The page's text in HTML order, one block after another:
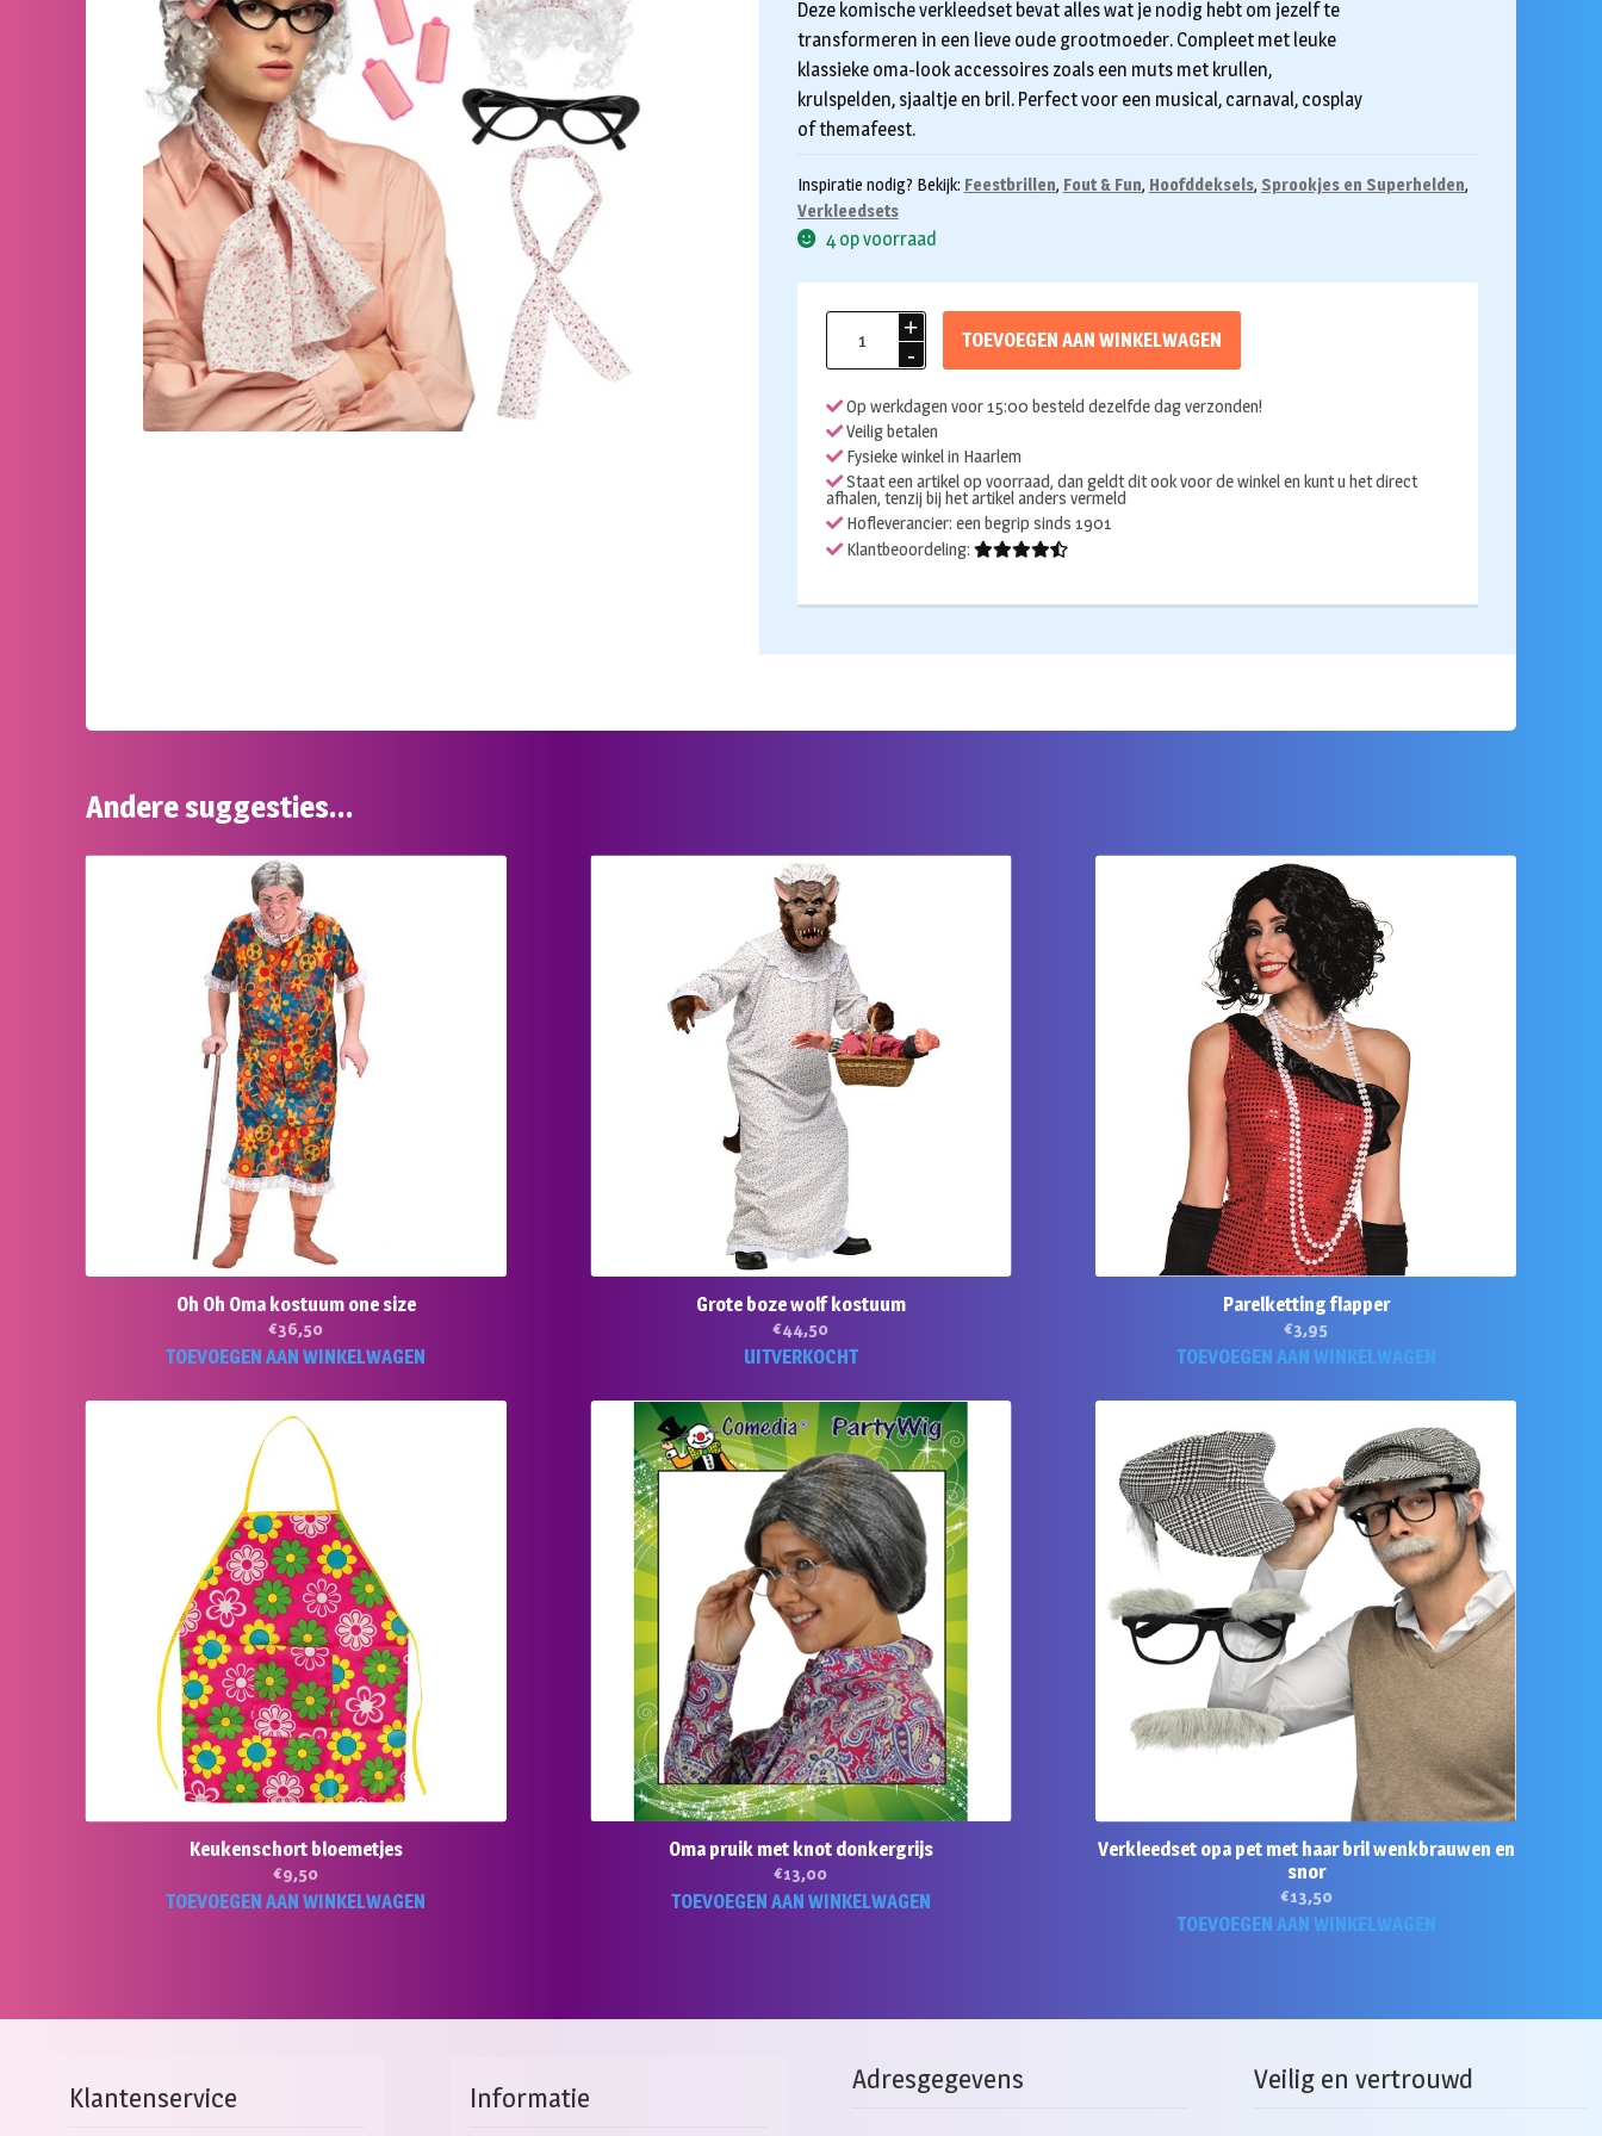
Deze komische verkleedset bevat alles wat je nodig hebt om jezelf te
transformeren in een lieve oude grootmoeder. Compleet met leuke
klassieke oma-look accessoires zoals een muts met krullen,
krulspelden, sjaaltje en bril. Perfect voor een musical, carnaval, cosplay
of themafeest.
Inspiratie nodig? Bekijk: Feestbrillen, Fout & Fun, Hoofddeksels, Sprookjes en Superhelden,
Verkleedsets
4 op voorraad
Verkleedset
oma
sjaal
bril
en
krulspelden
aantal
TOEVOEGEN AAN WINKELWAGEN
Op werkdagen voor 15:00 besteld dezelfde dag verzonden!
Veilig betalen
Fysieke winkel in Haarlem
Staat een artikel op voorraad, dan geldt dit ook voor de winkel en kunt u het direct
afhalen, tenzij bij het artikel anders vermeld
Hofleverancier: een begrip sinds 1901
Klantbeoordeling:
Andere suggesties…
Oh Oh Oma kostuum one size
€36,50
TOEVOEGEN AAN WINKELWAGEN
Grote boze wolf kostuum
€44,50
UITVERKOCHT
Parelketting flapper
€3,95
TOEVOEGEN AAN WINKELWAGEN
Keukenschort bloemetjes
€9,50
TOEVOEGEN AAN WINKELWAGEN
Oma pruik met knot donkergrijs
€13,00
TOEVOEGEN AAN WINKELWAGEN
Verkleedset opa pet met haar bril wenkbrauwen en
snor
€13,50
TOEVOEGEN AAN WINKELWAGEN
Klantenservice Informatie
Adresgegevens Veilig en vertrouwd